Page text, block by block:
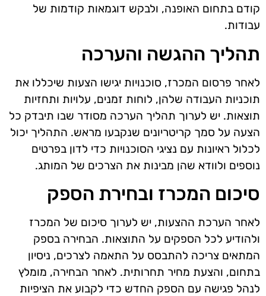
קודם בתחום האופנה, ולבקש דוגמאות קודמות של
עבודות.
תהליך ההגשה והערכה
לאחר פרסום המכרז, סוכנויות יגישו הצעות שיכללו את
תוכניות העבודה שלהן, לוחות זמנים, עלויות ותחזיות
תוצאות. יש לערוך תהליך הערכה מסודר שבו תיבדק כל
הצעה על סמך קריטריונים שנקבעו מראש. התהליך יכול
לכלול ראיונות עם נציגי הסוכנויות כדי לדון בפרטים
נוספים ולוודא שהן מבינות את הצרכים של המותג.
סיכום המכרז ובחירת הספק
לאחר הערכת ההצעות, יש לערוך סיכום של המכרז
ולהודיע לכל הספקים על התוצאות. הבחירה בספק
המתאים צריכה להתבסס על התאמה לצרכים, ניסיון
בתחום, והצעת מחיר תחרותית. לאחר הבחירה, מומלץ
לנהל פגישה עם הספק החדש כדי לקבוע את הציפיות